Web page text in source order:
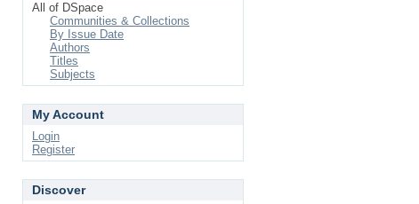
All of DSpace
Communities & Collections
By Issue Date
Authors
Titles
Subjects
My Account
Login
Register
Discover